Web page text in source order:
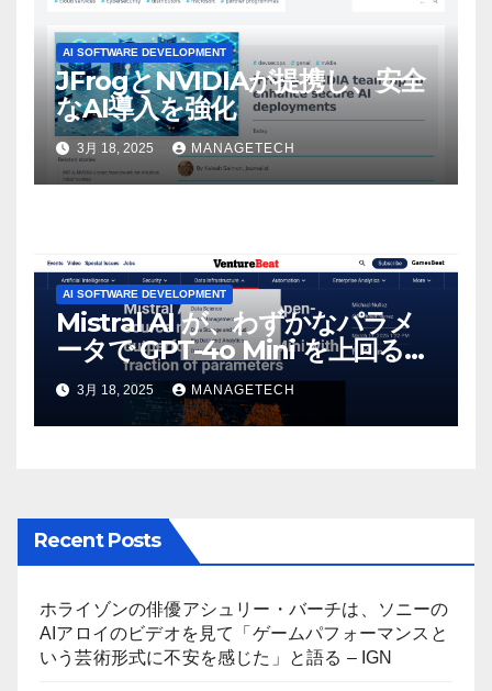
AI SOFTWARE DEVELOPMENT
JFrogとNVIDIAが提携し、安全
なAI導入を強化
3月 18, 2025 MANAGETECH
AI SOFTWARE DEVELOPMENT
Mistral AI が、わずかなパラメ
ータで GPT-4o Mini を上回る新
しいオープンソース モデルをリ
リース | VentureBeat
3月 18, 2025 MANAGETECH
Recent Posts
ホライゾンの俳優アシュリー・バーチは、ソニーの
AIアロイのビデオを見て「ゲームパフォーマンスと
いう芸術形式に不安を感じた」と語る – IGN